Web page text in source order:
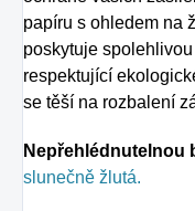
papíru s ohledem na
poskytuje
respektující
se těší na rozbalení
Nepřehlédnutelnou
slunečně žlutá.